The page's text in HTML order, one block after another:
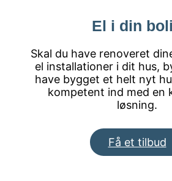
El i din
Skal du have renoveret
el installationer i dit hus,
have bygget et helt nyt
kompetent ind med en
løsning.
Få et tilbud